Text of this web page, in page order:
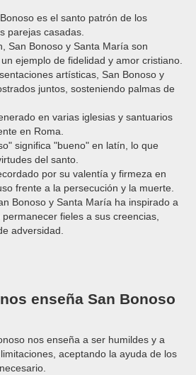
es el santo patrón de los
parejas casadas.
San Bonoso y Santa María son
ejemplo de fidelidad y amor cristiano.
artísticas, San Bonoso y
juntos, sosteniendo palmas de
en varias iglesias y santuarios
en Roma.
significa "bueno" en latín, lo que
del santo.
por su valentía y firmeza en
frente a la persecución y la muerte.
Bonoso y Santa María ha inspirado a
fieles a sus creencias,
adversidad.
enseña San Bonoso
nos enseña a ser humildes y a
aceptando la ayuda de los